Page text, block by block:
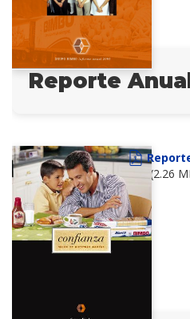
Reporte
(2.26